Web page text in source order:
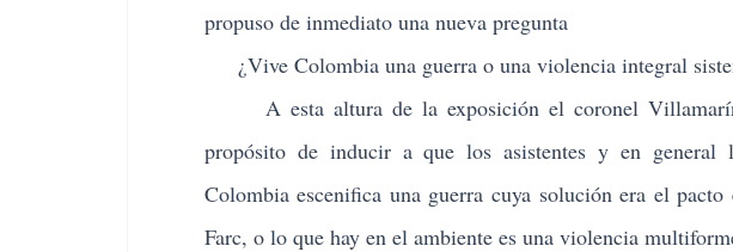
propuso de inmediato una nueva pregunta
¿Vive Colombia una guerra o una violencia integral
A esta altura de la exposición el coronel Villamarín
propósito de inducir a que los asistentes y en general
Colombia escenifica una guerra cuya solución era el
Farc, o lo que hay en el ambiente es una violencia